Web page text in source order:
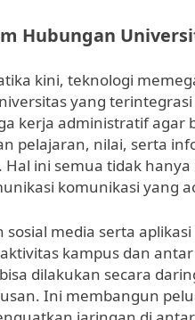
Hubungan
kini, teknologi
yang
kerja administratif
pelajaran, nilai, serta
ini semua tidak
komunikasi yang
media serta
kampus dan
dilakukan secara
Ini membangun